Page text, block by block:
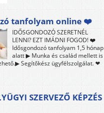
tanfolyam online ❤️
IDŐSGONDOZÓ SZERETNÉL
LENNI? EZT IMÁDNI FOGOD! ❤️
Idősgondozó tanfolyam 1,5 hónap
alatt ▶ Munka és család mellett is
Segítőkész ügyfélszolgálat. ❤
SZERVEZŐ KÉPZÉS